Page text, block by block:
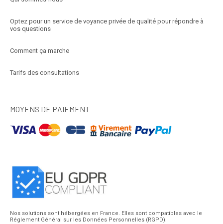
Optez pour un service de voyance privée de qualité pour répondre à
vos questions
Comment ça marche
Tarifs des consultations
MOYENS DE PAIEMENT
Nos solutions sont hébergées en France. Elles sont compatibles avec le
Réglement Général sur les Données Personnelles (RGPD).